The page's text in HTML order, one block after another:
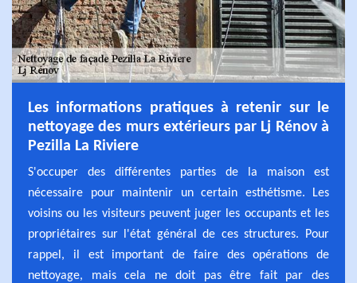
Les informations pratiques à retenir sur le
nettoyage des murs extérieurs par Lj Rénov à
Pezilla La Riviere
S'occuper des différentes parties de la maison est
nécessaire pour maintenir un certain esthétisme. Les
voisins ou les visiteurs peuvent juger les occupants et les
propriétaires sur l'état général de ces structures. Pour
rappel, il est important de faire des opérations de
nettoyage, mais cela ne doit pas être fait par des